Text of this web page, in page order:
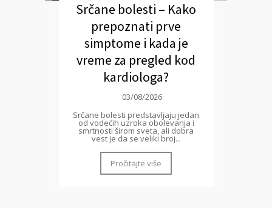
Srčane bolesti – Kako
prepoznati prve
simptome i kada je
vreme za pregled kod
kardiologa?
03/08/2026
Srčane bolesti predstavljaju jedan
od vodećih uzroka obolevanja i
smrtnosti širom sveta, ali dobra
vest je da se veliki broj...
Pročitajte više